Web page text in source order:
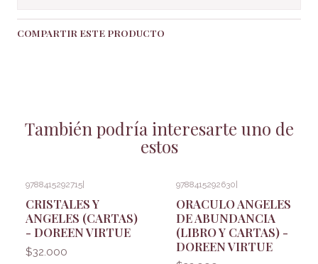
COMPARTIR ESTE PRODUCTO
También podría interesarte uno de
estos
9788415292715
CRISTALES Y
ANGELES (CARTAS)
- DOREEN VIRTUE
$32.000
9788415292630
ORACULO ANGELES
DE ABUNDANCIA
(LIBRO Y CARTAS) -
DOREEN VIRTUE